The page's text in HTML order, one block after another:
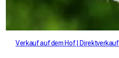
Verkauf auf dem Hof Direktverkauf